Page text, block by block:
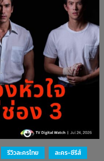
รีวิวละครไทย
ละคร-ซีรีส์